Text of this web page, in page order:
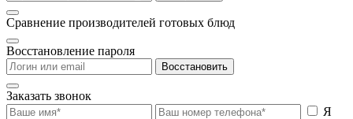
Сравнение производителей готовых блюд
Восстановление пароля
Восстановить
Заказать звонок
Я